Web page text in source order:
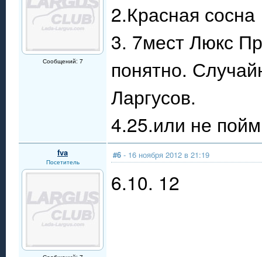
Сообщений: 7
2.Красная сосна
3. 7мест Люкс
понятно.
Ларгусов.
4.25.или не
fva
Посетитель
#6 - 16 ноября 2012 в 21:19
6.10. 12